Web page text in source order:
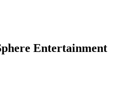
Entertainment